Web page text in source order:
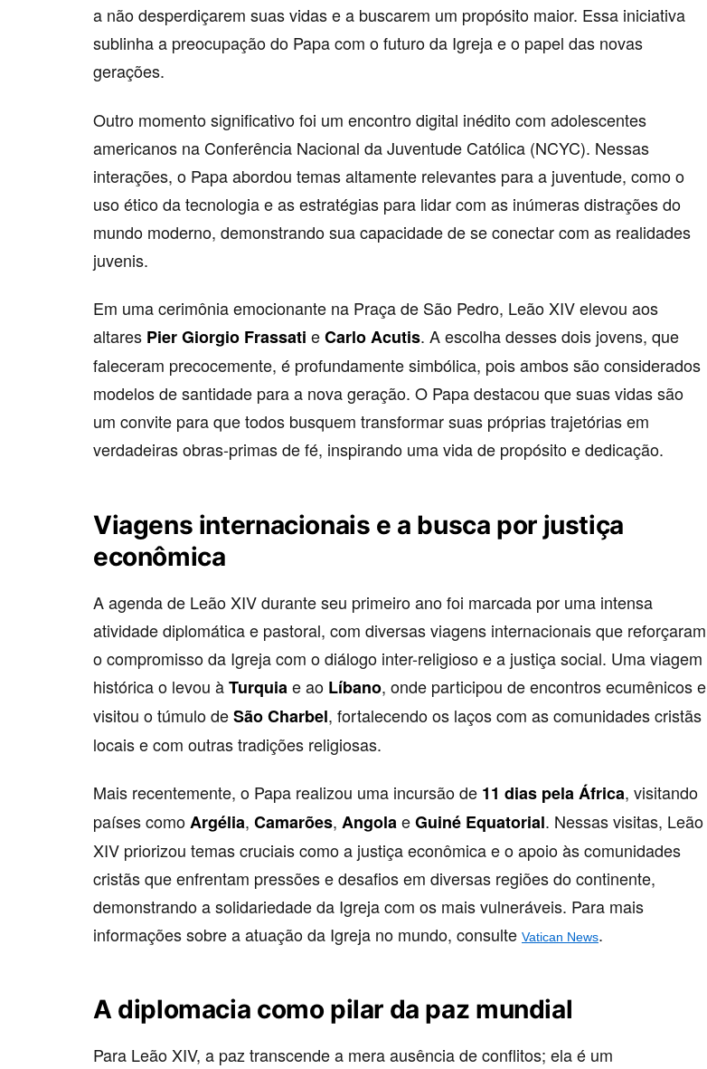
a não desperdiçarem suas vidas e a buscarem um propósito maior. Essa iniciativa
sublinha a preocupação do Papa com o futuro da Igreja e o papel das novas
gerações.
Outro momento significativo foi um encontro digital inédito com adolescentes
americanos na Conferência Nacional da Juventude Católica (NCYC). Nessas
interações, o Papa abordou temas altamente relevantes para a juventude, como o
uso ético da tecnologia e as estratégias para lidar com as inúmeras distrações do
mundo moderno, demonstrando sua capacidade de se conectar com as realidades
juvenis.
Em uma cerimônia emocionante na Praça de São Pedro, Leão XIV elevou aos
altares Pier Giorgio Frassati eCarlo Acutis. A escolha desses dois jovens, que
faleceram precocemente, é profundamente simbólica, pois ambos são considerados
modelos de santidade para a nova geração. O Papa destacou que suas vidas são
um convite para que todos busquem transformar suas próprias trajetórias em
verdadeiras obras-primas de fé, inspirando uma vida de propósito e dedicação.
Viagens internacionais e a busca por justiça
econômica
A agenda de Leão XIV durante seu primeiro ano foi marcada por uma intensa
atividade diplomática e pastoral, com diversas viagens internacionais que reforçaram
o compromisso da Igreja com o diálogo inter-religioso e a justiça social. Uma viagem
histórica o levou àTurquiae ao Líbano, onde participou de encontros ecumênicos e
visitou o túmulo deSão Charbel, fortalecendo os laços com as comunidades cristãs
locais e com outras tradições religiosas.
Mais recentemente, o Papa realizou uma incursão de 11 dias pela África, visitando
países comoArgélia, Camarões, AngolaeGuiné Equatorial. Nessas visitas, Leão
XIV priorizou temas cruciais como a justiça econômica e o apoio às comunidades
cristãs que enfrentam pressões e desafios em diversas regiões do continente,
demonstrando a solidariedade da Igreja com os mais vulneráveis. Para mais
informações sobre a atuação da Igreja no mundo, consulte Vatican News.
A diplomacia como pilar da paz mundial
Para Leão XIV, a paz transcende a mera ausência de conflitos; ela é um